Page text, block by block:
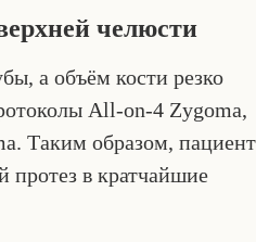
челюсти
а объём кости резко
All-on-4 Zygoma,
Таким образом, пациент
протез в кратчайшие